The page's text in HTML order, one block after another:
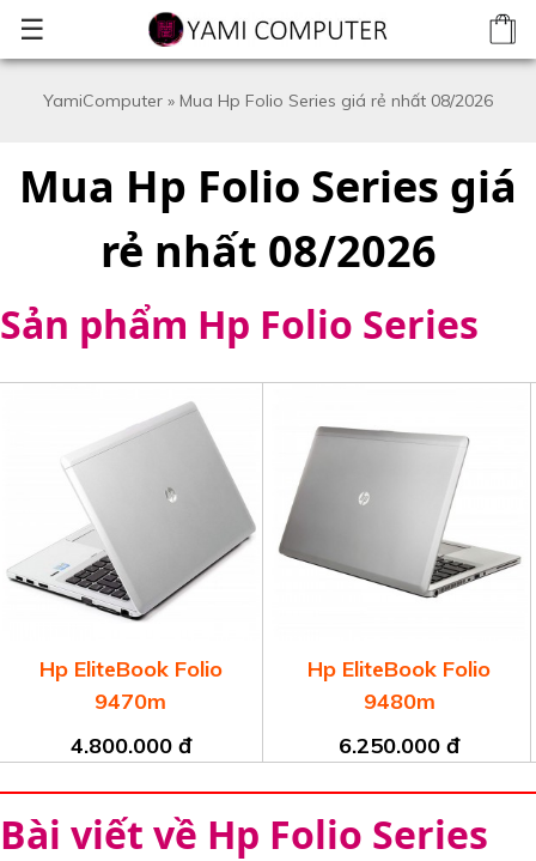
☰
YamiComputer » Mua Hp Folio Series giá rẻ nhất 08/2026
Mua Hp Folio Series giá
rẻ nhất 08/2026
Sản phẩm Hp Folio Series
Hp EliteBook Folio
9470m
4.800.000 đ
Hp EliteBook Folio
9480m
6.250.000 đ
Bài viết về Hp Folio Series